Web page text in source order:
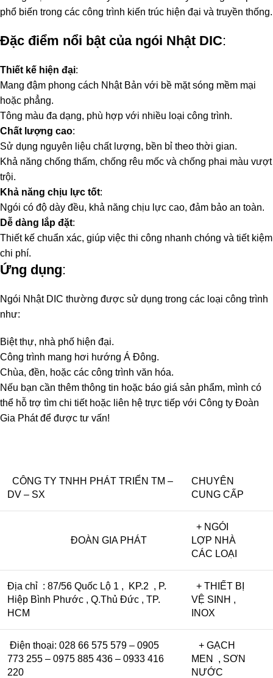
phổ biến trong các công trình kiến trúc hiện đại và truyền thống.
Đặc điểm nổi bật của ngói Nhật DIC:
Thiết kế hiện đại:
Mang đậm phong cách Nhật Bản với bề mặt sóng mềm mại
hoặc phẳng.
Tông màu đa dạng, phù hợp với nhiều loại công trình.
Chất lượng cao:
Sử dụng nguyên liệu chất lượng, bền bỉ theo thời gian.
Khả năng chống thấm, chống rêu mốc và chống phai màu vượt
trội.
Khả năng chịu lực tốt:
Ngói có độ dày đều, khả năng chịu lực cao, đảm bảo an toàn.
Dễ dàng lắp đặt:
Thiết kế chuẩn xác, giúp việc thi công nhanh chóng và tiết kiệm
chi phí.
Ứng dụng:
Ngói Nhật DIC thường được sử dụng trong các loại công trình
như:
Biệt thự, nhà phố hiện đại.
Công trình mang hơi hướng Á Đông.
Chùa, đền, hoặc các công trình văn hóa.
Nếu bạn cần thêm thông tin hoặc báo giá sản phẩm, mình có
thể hỗ trợ tìm chi tiết hoặc liên hệ trực tiếp với Công ty Đoàn
Gia Phát để được tư vấn!
CÔNG TY TNHH PHÁT TRIỂN TM –
DV – SX
CHUYÊN
CUNG CẤP
ĐOÀN GIA PHÁT
+ NGÓI
LỢP NHÀ
CÁC LOẠI
Địa chỉ : 87/56 Quốc Lộ 1 , KP.2 , P.
Hiệp Bình Phước , Q.Thủ Đức , TP.
HCM
+ THIẾT BỊ
VỆ SINH ,
INOX
Điện thoại: 028 66 575 579 – 0905
773 255 – 0975 885 436 – 0933 416
220
+ GẠCH
MEN , SƠN
NƯỚC